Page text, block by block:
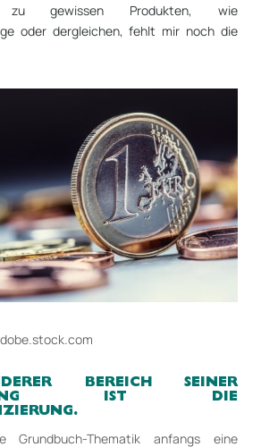
zu gewissen Produkten, wie
oder dergleichen, fehlt mir noch die
BEREICH SEINER
IST DIE
­Thematik anfangs eine